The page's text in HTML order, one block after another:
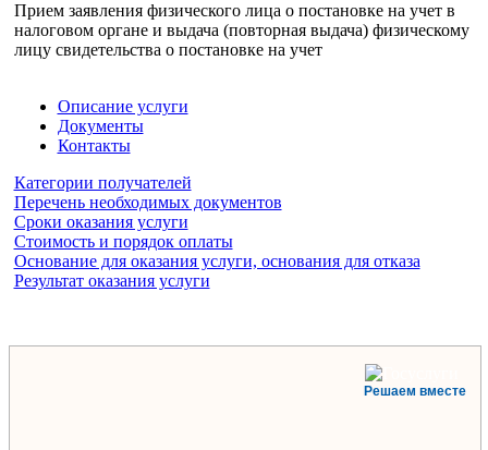
Прием заявления физического лица о постановке на учет в
налоговом органе и выдача (повторная выдача) физическому
лицу свидетельства о постановке на учет
Описание услуги
Документы
Контакты
Категории получателей
Перечень необходимых документов
Сроки оказания услуги
Стоимость и порядок оплаты
Основание для оказания услуги, основания для отказа
Результат оказания услуги
Решаем вместе